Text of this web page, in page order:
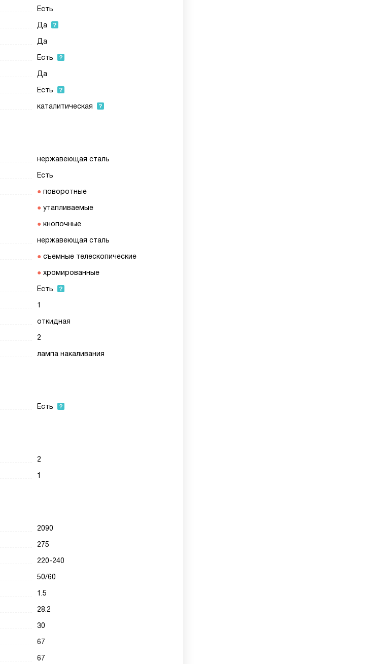
Есть
Да
Да
Есть
Да
Есть
каталитическая
нержавеющая сталь
Есть
поворотные
утапливаемые
кнопочные
нержавеющая сталь
съемные телескопические
хромированные
Есть
1
откидная
2
лампа накаливания
Есть
2
1
2090
275
220-240
50/60
1.5
28.2
30
67
67